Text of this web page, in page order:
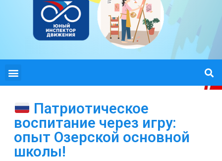
Патриотическое
воспитание через игру:
опыт Озерской основной
школы!